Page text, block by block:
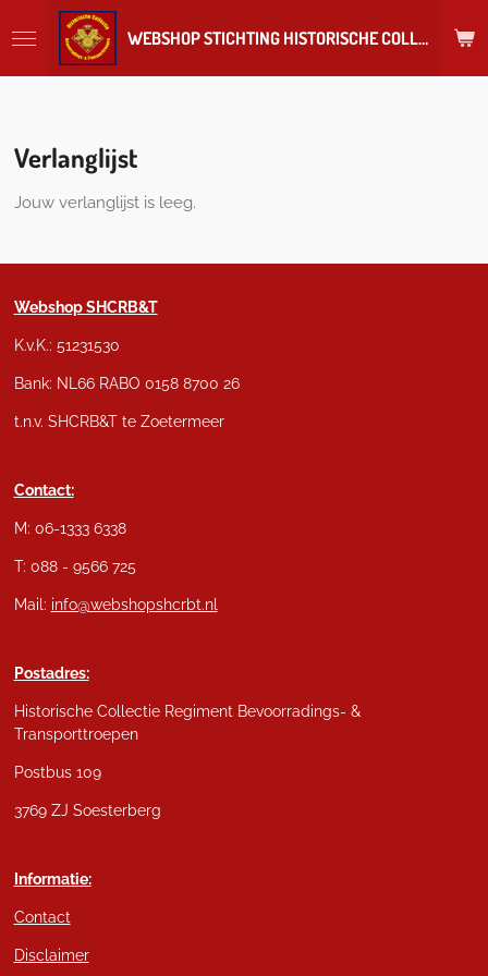
direct
WEBSHOP STICHTING HISTORISCHE COLLECTIE REGIMENT
Verlanglijst
Jouw verlanglijst is leeg.
Webshop SHCRB&T
K.v.K.: 51231530
Bank: NL66 RABO 0158 8700 26
t.n.v. SHCRB&T te Zoetermeer
Contact:
M: 06-1333 6338
T: 088 - 9566 725
Mail: info@webshopshcrbt.nl
Postadres:
Historische Collectie Regiment Bevoorradings- &
Transporttroepen
Postbus 109
3769 ZJ Soesterberg
Informatie:
Contact
Disclaimer